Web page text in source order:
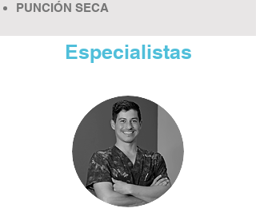
PUNCIÓN SECA
Especialistas